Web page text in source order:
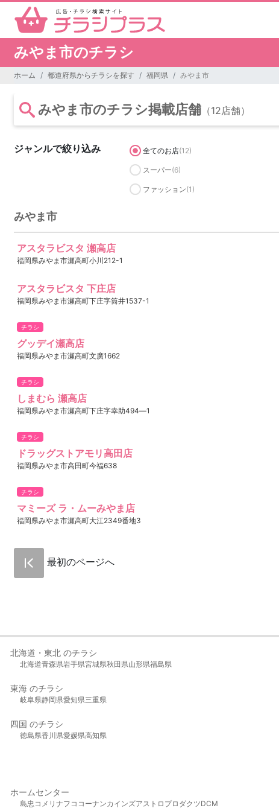
みやま市のチラシ
ホーム 都道府県からチラシを探す 福岡県 みやま市
みやま市のチラシ掲載店舗 （12店舗）
ジャンルで絞り込み 全てのお店(12)
スーパー(6)
ファッション(1)
みやま市
アスタラビスタ 瀬高店
福岡県みやま市瀬高町小川212-1
アスタラビスタ 下庄店
福岡県みやま市瀬高町下庄字筒井1537-1
チラシ
グッデイ瀬高店
福岡県みやま市瀬高町文廣1662
チラシ
しまむら 瀬高店
福岡県みやま市瀬高町下庄字幸助494―1
チラシ
ドラッグストアモリ高田店
福岡県みやま市高田町今福638
チラシ
マミーズ ラ・ムーみやま店
福岡県みやま市瀬高町大江2349番地3
最初のページへ
北海道・東北 のチラシ
北海道青森県岩手県宮城県秋田県山形県福島県
東海 のチラシ
岐阜県静岡県愛知県三重県
四国 のチラシ
徳島県香川県愛媛県高知県
ホームセンター
島忠 コメリ ナフコ コーナンカインズアストロプロダクツDCM